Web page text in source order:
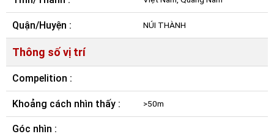
Quận/Huyện : NÚI THÀNH
Thông số vị trí
Compelition :
Khoảng cách nhìn thấy : >50m
Góc nhìn :